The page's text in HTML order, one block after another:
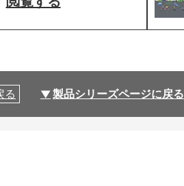
る 製品シリーズページに戻る